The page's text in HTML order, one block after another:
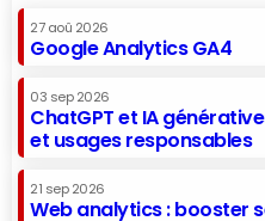
27 aoû 2026
Google Analytics GA4
03 sep 2026
ChatGPT et IA
et usages responsables
21 sep 2026
Web analytics : booster